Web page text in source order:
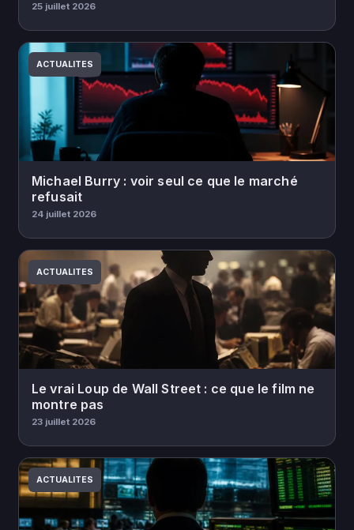
25 juillet 2026
ACTUALITES
Michael Burry : voir seul ce que le marché
refusait
24 juillet 2026
ACTUALITES
Le vrai Loup de Wall Street : ce que le film ne
montre pas
23 juillet 2026
ACTUALITES